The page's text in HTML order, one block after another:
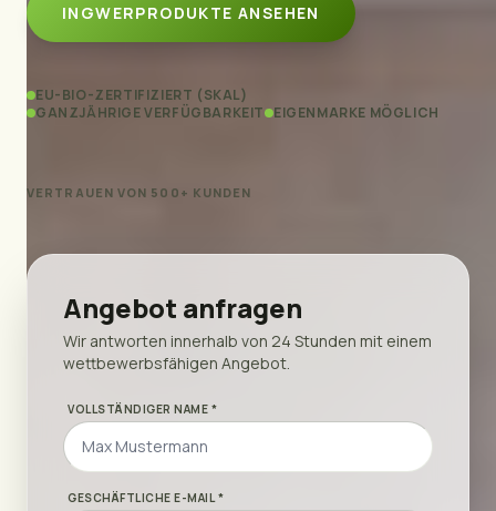
INGWERPRODUKTE ANSEHEN
EU-BIO-ZERTIFIZIERT (SKAL)
GANZJÄHRIGE VERFÜGBARKEIT
EIGENMARKE MÖGLICH
VERTRAUEN VON 500+ KUNDEN
Angebot anfragen
Wir antworten innerhalb von 24 Stunden mit einem
wettbewerbsfähigen Angebot.
VOLLSTÄNDIGER NAME *
GESCHÄFTLICHE E-MAIL *